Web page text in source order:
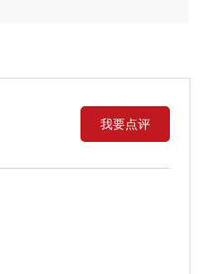
我要点评